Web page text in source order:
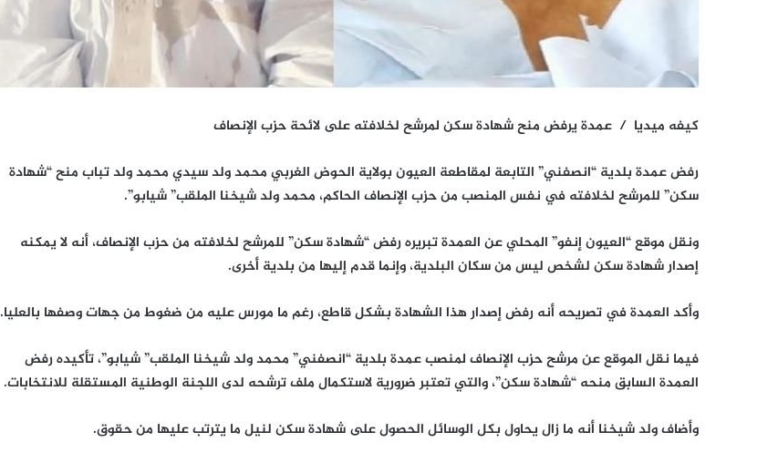
كيفه ميديا / عمدة يرفض منح شهادة سكن لمرشح لخلافته على لائحة حزب الإنصاف
رفض عمدة بلدية “انصفني” التابعة لمقاطعة العيون بولاية الحوض الغربي محمد ولد سيدي محمد ولد تباب منح “شهادة
سكن” للمرشح لخلافته في نفس المنصب من حزب الإنصاف الحاكم، محمد ولد شيخنا الملقب” شيابو”.
ونقل موقع “العيون إنفو” المحلي عن العمدة تبريره رفض “شهادة سكن” للمرشح لخلافته من حزب الإنصاف، أنه لا يمكنه
إصدار شهادة سكن لشخص ليس من سكان البلدية، وإنما قدم إليها من بلدية أخرى.
وأكد العمدة في تصريحه أنه رفض إصدار هذا الشهادة بشكل قاطع، رغم ما مورس عليه من ضغوط من جهات وصفها بالعليا.
فيما نقل الموقع عن مرشح حزب الإنصاف لمنصب عمدة بلدية “انصفني” محمد ولد شيخنا الملقب” شيابو”، تأكيده رفض
العمدة السابق منحه “شهادة سكن”، والتي تعتبر ضرورية لاستكمال ملف ترشحه لدى اللجنة الوطنية المستقلة للانتخابات.
وأضاف ولد شيخنا أنه ما زال يحاول بكل الوسائل الحصول على شهادة سكن لنيل ما يترتب عليها من حقوق.